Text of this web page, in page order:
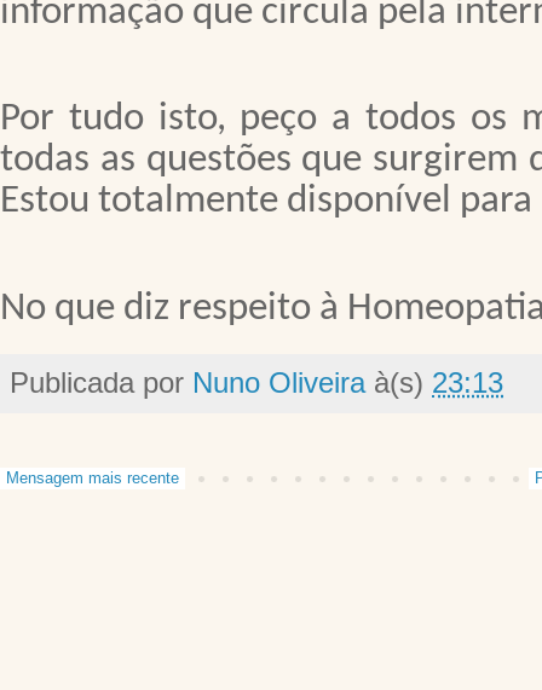
informação que circula pela
Por tudo isto, peço a todos os
todas as questões que
Estou totalmente disponível para
No que diz respeito à
Publicada por Nuno Oliveira à(s) 23:13
Mensagem mais recente